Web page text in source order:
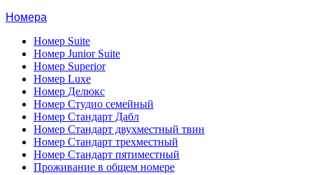
Номера
Номер Suite
Номер Junior Suite
Номер Superior
Номер Luxe
Номер Делюкс
Номер Студио семейный
Номер Стандарт Дабл
Номер Стандарт двухместный твин
Номер Стандарт трехместный
Номер Стандарт пятиместный
Проживание в общем номере